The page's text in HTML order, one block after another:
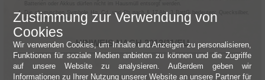
Die chemischen Symbole Hg, Cd, und Pb nach § 17 Abs.3 BattG bedeuten: Quecksilber,
Cadmium und Blei.
HINWEIS NACH 2013/11/EU
Zustimmung zur Verwendung von
Cookies
Wir verwenden Cookies, um Inhalte und Anzeigen zu personalisieren,
Funktionen für soziale Medien anbieten zu können und die Zugriffe
auf unsere Website zu analysieren. Außerdem geben wir
Informationen zu Ihrer Nutzung unserer Website an unsere Partner für